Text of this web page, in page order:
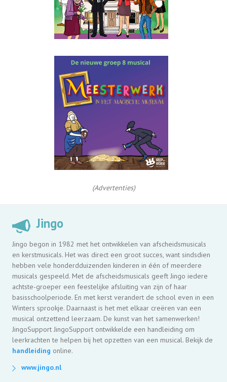
(Advertenties)
Jingo
Jingo begon in 1982 met het ontwikkelen van afscheidsmusicals
en kerstmusicals. Het was direct een groot succes, want sindsdien
hebben vele honderdduizenden kinderen in één of meerdere
musicals gespeeld. Met de afscheidsmusicals geeft Jingo iedere
achtste-groeper een feestelijke afsluiting van zijn of haar
basisschoolperiode. En met kerst verandert de school even in een
Winters sprookje. Daarnaast is het met elkaar creëren van een
musical ontzettend leerzaam. De kunst van het samenwerken!
JingoSupport JingoSupport ontwikkelde een handleiding om
leerkrachten te helpen bij het opzetten van een musical. Bekijk de
handleiding online.
www.jingo.nl